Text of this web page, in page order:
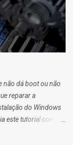
não dá boot ou não
reparar a
do Windows
este tutorial com